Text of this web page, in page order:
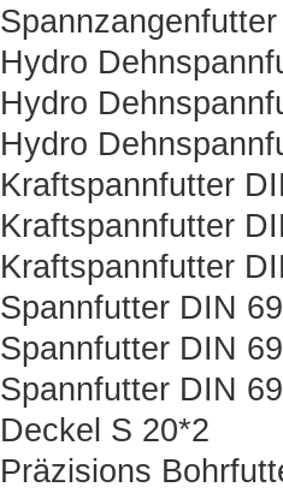
Hydro
Hydro
Hydro
Kraftspannfutter
Kraftspannfutter
Kraftspannfutter
Spannfutter DIN
Spannfutter DIN
Spannfutter DIN
Deckel S 20*2
Präzisions